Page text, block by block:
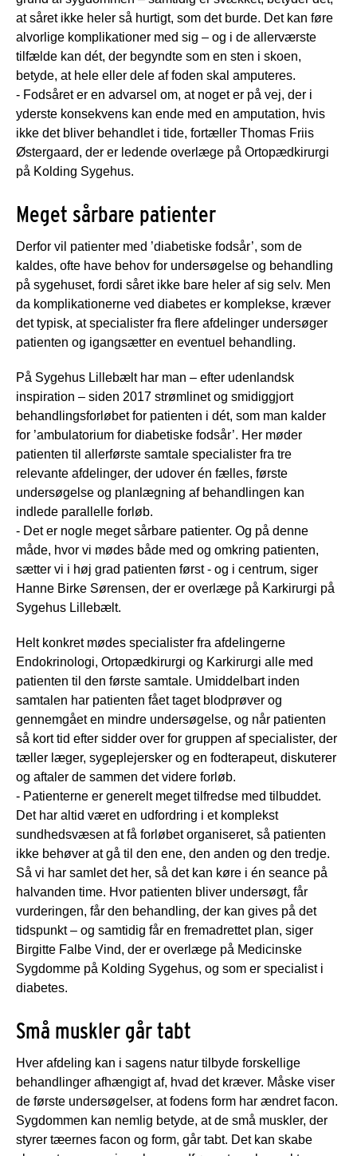
at såret ikke heler så hurtigt, som det burde. Det kan føre
alvorlige komplikationer med sig – og i de allerværste
tilfælde kan dét, der begyndte som en sten i skoen,
betyde, at hele eller dele af foden skal amputeres.
- Fodsåret er en advarsel om, at noget er på vej, der i
yderste konsekvens kan ende med en amputation, hvis
ikke det bliver behandlet i tide, fortæller Thomas Friis
Østergaard, der er ledende overlæge på Ortopædkirurgi
på Kolding Sygehus.
Meget sårbare patienter
Derfor vil patienter med ’diabetiske fodsår’, som de
kaldes, ofte have behov for undersøgelse og behandling
på sygehuset, fordi såret ikke bare heler af sig selv. Men
da komplikationerne ved diabetes er komplekse, kræver
det typisk, at specialister fra flere afdelinger undersøger
patienten og igangsætter en eventuel behandling.
På Sygehus Lillebælt har man – efter udenlandsk
inspiration – siden 2017 strømlinet og smidiggjort
behandlingsforløbet for patienten i dét, som man kalder
for ’ambulatorium for diabetiske fodsår’. Her møder
patienten til allerførste samtale specialister fra tre
relevante afdelinger, der udover én fælles, første
undersøgelse og planlægning af behandlingen kan
indlede parallelle forløb.
- Det er nogle meget sårbare patienter. Og på denne
måde, hvor vi mødes både med og omkring patienten,
sætter vi i høj grad patienten først - og i centrum, siger
Hanne Birke Sørensen, der er overlæge på Karkirurgi på
Sygehus Lillebælt.
Helt konkret mødes specialister fra afdelingerne
Endokrinologi, Ortopædkirurgi og Karkirurgi alle med
patienten til den første samtale. Umiddelbart inden
samtalen har patienten fået taget blodprøver og
gennemgået en mindre undersøgelse, og når patienten
så kort tid efter sidder over for gruppen af specialister, der
tæller læger, sygeplejersker og en fodterapeut, diskuterer
og aftaler de sammen det videre forløb.
- Patienterne er generelt meget tilfredse med tilbuddet.
Det har altid været en udfordring i et komplekst
sundhedsvæsen at få forløbet organiseret, så patienten
ikke behøver at gå til den ene, den anden og den tredje.
Så vi har samlet det her, så det kan køre i én seance på
halvanden time. Hvor patienten bliver undersøgt, får
vurderingen, får den behandling, der kan gives på det
tidspunkt – og samtidig får en fremadrettet plan, siger
Birgitte Falbe Vind, der er overlæge på Medicinske
Sygdomme på Kolding Sygehus, og som er specialist i
diabetes.
Små muskler går tabt
Hver afdeling kan i sagens natur tilbyde forskellige
behandlinger afhængigt af, hvad det kræver. Måske viser
de første undersøgelser, at fodens form har ændret facon.
Sygdommen kan nemlig betyde, at de små muskler, der
styrer tæernes facon og form, går tabt. Det kan skabe